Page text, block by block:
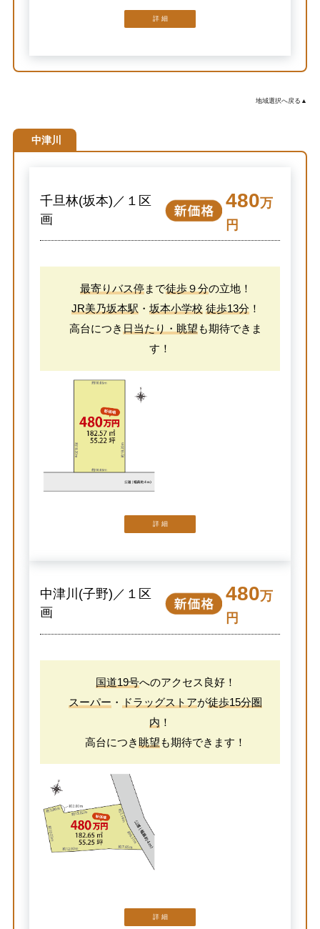
詳 細
地域選択へ戻る▲
中津川
千旦林(坂本)／１区
画
480万
円
最寄りバス停まで徒歩９分の立地！
JR美乃坂本駅 ・ 坂本小学校 徒歩13分！
高台につき 日当たり・眺望も期待できま
す！
詳 細
中津川(子野)／１区
画
480万
円
国道19号へのアクセス良好！
スーパー ・ ドラッグストアが徒歩15分圏
内 ！
高台につき 眺望も期待できます！
詳 細